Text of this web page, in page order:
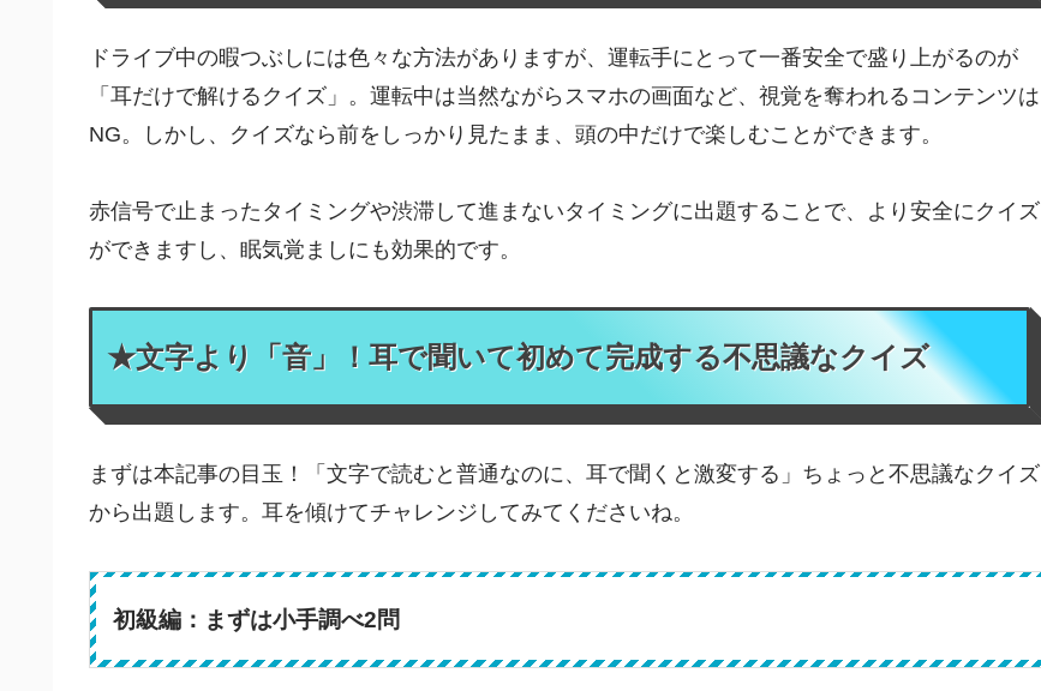
ドライブ中の暇つぶしには色々な方法がありますが、運転手にとって一番安全で盛り上がるのが
「耳だけで解けるクイズ」。運転中は当然ながらスマホの画面など、視覚を奪われるコンテンツは
NG。しかし、クイズなら前をしっかり見たまま、頭の中だけで楽しむことができます。
赤信号で止まったタイミングや渋滞して進まないタイミングに出題することで、より安全にクイズ
ができますし、眠気覚ましにも効果的です。
★文字より「音」！耳で聞いて初めて完成する不思議なクイズ
まずは本記事の目玉！「文字で読むと普通なのに、耳で聞くと激変する」ちょっと不思議なクイズ
から出題します。耳を傾けてチャレンジしてみてくださいね。
初級編：まずは小手調べ2問